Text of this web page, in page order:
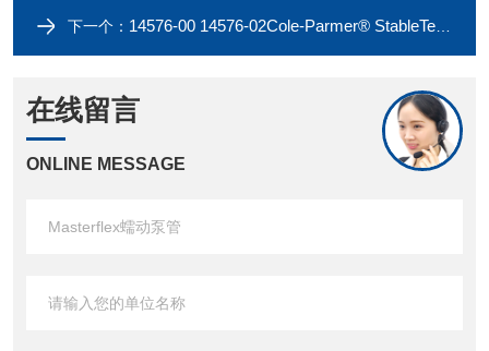
下一个： 14576-00 14576-02Cole-Parmer® StableTemp®经济型数字通用水浴
在线留言
ONLINE MESSAGE